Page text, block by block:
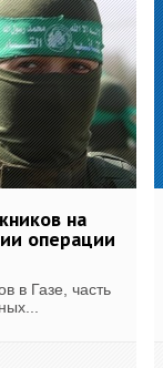
на
операции
в Газе, часть